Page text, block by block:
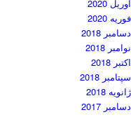
آوریل 2020
فوریه 2020
دسامبر 2018
نوامبر 2018
اکتبر 2018
سپتامبر 2018
ژانویه 2018
دسامبر 2017